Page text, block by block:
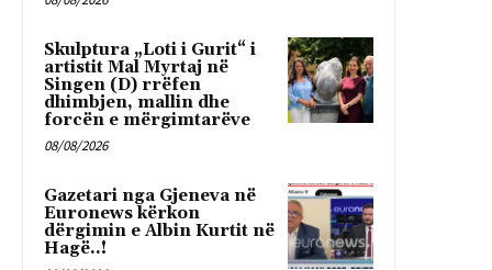
Skulptura „Loti i Gurit“ i
artistit Mal Myrtaj në
Singen (D) rrëfen
dhimbjen, mallin dhe
forcën e mërgimtarëve
08/08/2026
Gazetari nga Gjeneva në
Euronews kërkon
dërgimin e Albin Kurtit në
Hagë..!